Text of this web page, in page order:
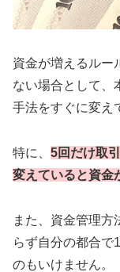
資金が増えるルー
ない場合として、
手法をすぐに変え
特に、 5回だけ取
変えていると資金
また、資金管理方
らず自分の都合で
のもいけません。